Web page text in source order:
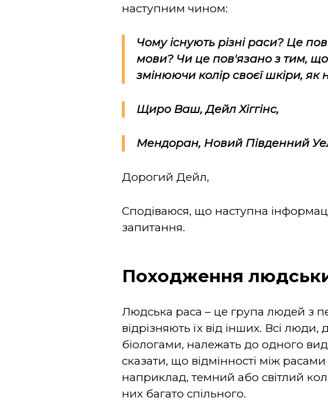
наступним чином:
Чому існують різні раси? Це
мови? Чи це пов'язано з тим,
змінюючи колір своєї шкіри,
Щиро Ваш,Дейл Хіггінс,
Мендоран, Новий Південний
Дорогий Дейл,
Сподіваюся, що наступна
запитання.
Походження
Людська раса – це група людей з
відрізняють їх від інших. Всі
біологами, належать до одного
сказати, що відмінності між
наприклад, темний або світлий
них багато спільного.